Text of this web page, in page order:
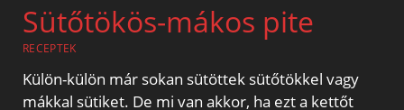
Sütőtökös-mákos pite
RECEPTEK
Külön-külön már sokan sütöttek sütőtökkel vagy
mákkal sütiket. De mi van akkor, ha ezt a kettőt